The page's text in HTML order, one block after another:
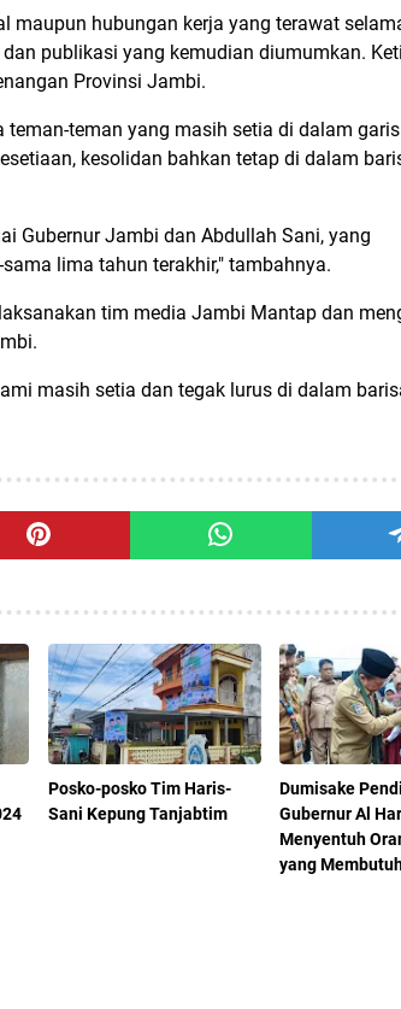
maupun hubungan kerja yang terawat
publikasi yang kemudian diumumkan.
Provinsi Jambi.
teman yang masih setia di dalam
kesolidan bahkan tetap di dalam
Gubernur Jambi dan Abdullah Sani, yang
lima tahun terakhir," tambahnya.
tim media Jambi Mantap dan
masih setia dan tegak lurus di dalam
Posko-posko Tim Haris-
Sani Kepung Tanjabtim
Dumisake
Gubernur Al
Menyentuh
yang